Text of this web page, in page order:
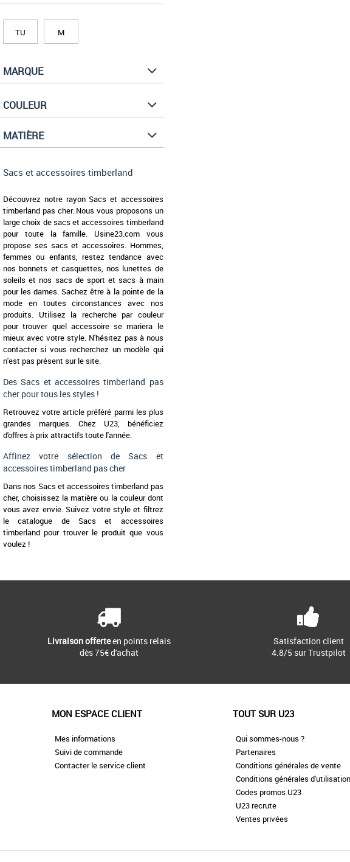
TU M
MARQUE
COULEUR
MATIÈRE
Sacs et accessoires timberland
Découvrez notre rayon Sacs et accessoires
timberland pas cher. Nous vous proposons un
large choix de sacs et accessoires timberland
pour toute la famille. Usine23.com vous
propose ses sacs et accessoires. Hommes,
femmes ou enfants, restez tendance avec
nos bonnets et casquettes, nos lunettes de
soleils et nos sacs de sport et sacs à main
pour les dames. Sachez être à la pointe de la
mode en toutes circonstances avec nos
produits. Utilisez la recherche par couleur
pour trouver quel accessoire se mariera le
mieux avec votre style. N'hésitez pas à nous
contacter si vous recherchez un modèle qui
n'est pas présent sur le site.
Des Sacs et accessoires timberland pas
cher pour tous les styles !
Retrouvez votre article préféré parmi les plus
grandes marques. Chez U23, bénéficiez
d'offres à prix attractifs toute l'année.
Affinez votre sélection de Sacs et
accessoires timberland pas cher
Dans nos Sacs et accessoires timberland pas
cher, choisissez la matière ou la couleur dont
vous avez envie. Suivez votre style et filtrez
le catalogue de Sacs et accessoires
timberland pour trouver le produit que vous
voulez !
Livraison offerteen points relais
dès 75€ d'achat
Satisfaction client
4.8/5 sur Trustpilot
MON ESPACE CLIENT
Mes informations
Suivi de commande
Contacter le service client
TOUT SUR U23
Qui sommes-nous ?
Partenaires
Conditions générales de vente
Conditions générales d'utilisation
Codes promos U23
U23 recrute
Ventes privées